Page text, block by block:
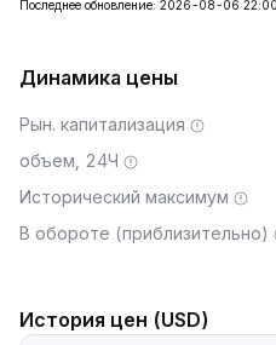
Последнее обновление: 2026-08-06
Динамика цены
Рын. капитализация
объем, 24Ч
Исторический максимум
В обороте (приблизительно)
История цен (USD)